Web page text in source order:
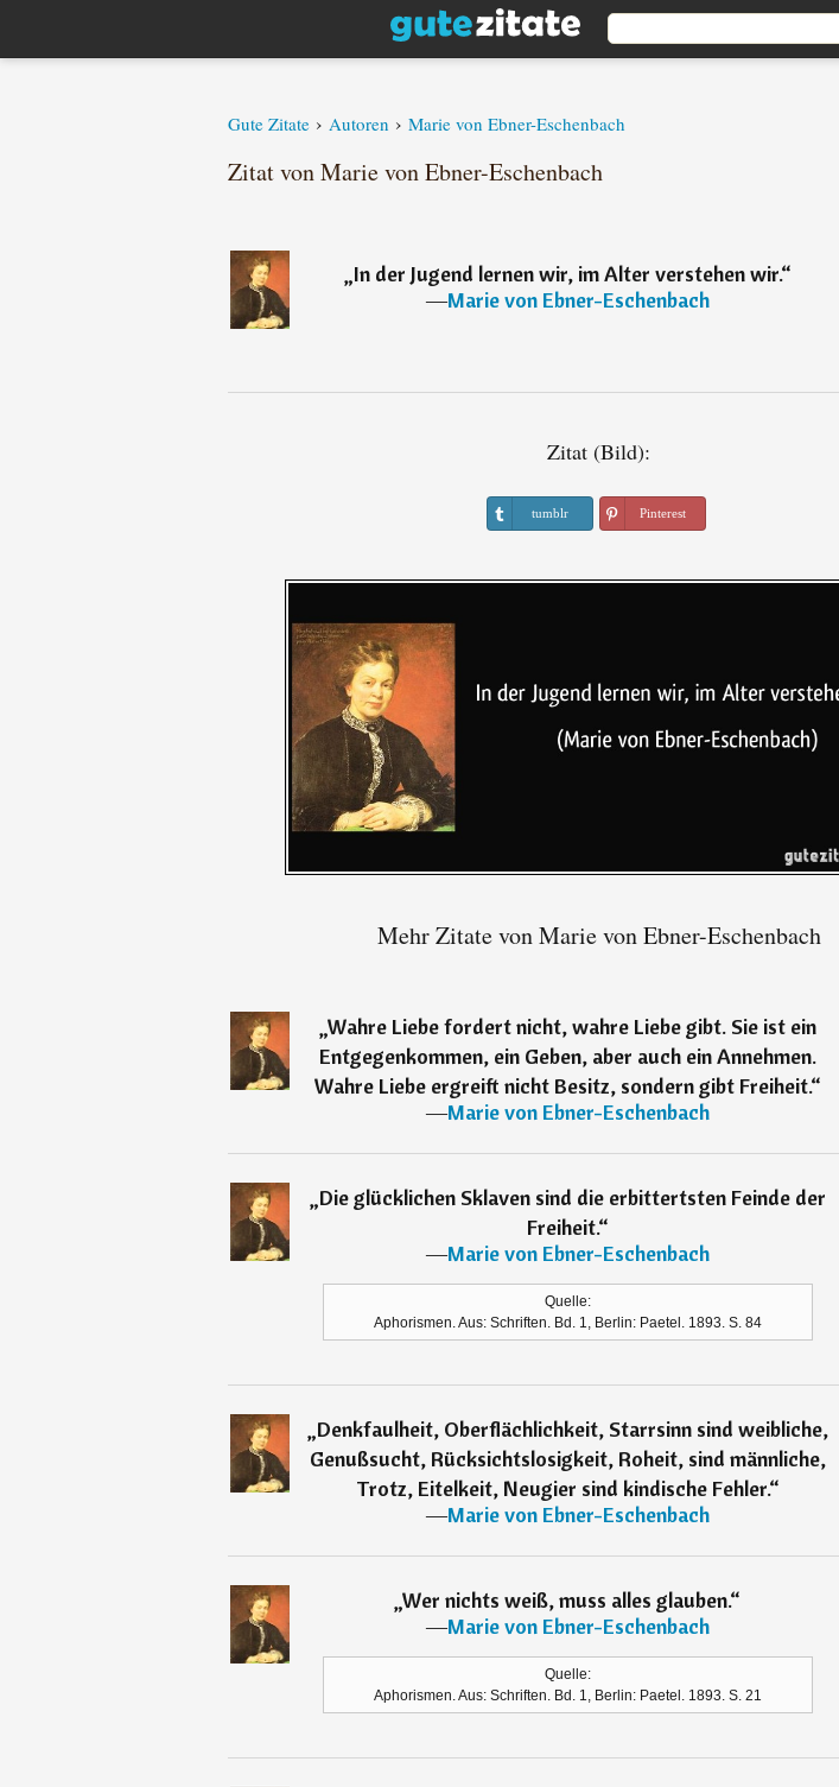
Gute Zitate › Autoren › Marie von Ebner-Eschenbach
Zitat von Marie von Ebner-Eschenbach
„In der Jugend lernen wir, im Alter verstehen wir.“
―Marie von Ebner-Eschenbach
Zitat (Bild):
tumblr Pinterest
Mehr Zitate von Marie von Ebner-Eschenbach
„Wahre Liebe fordert nicht, wahre Liebe gibt. Sie ist ein
Entgegenkommen, ein Geben, aber auch ein Annehmen.
Wahre Liebe ergreift nicht Besitz, sondern gibt Freiheit.“
―Marie von Ebner-Eschenbach
„Die glücklichen Sklaven sind die erbittertsten Feinde der
Freiheit.“
―Marie von Ebner-Eschenbach
Quelle:
Aphorismen. Aus: Schriften. Bd. 1, Berlin: Paetel. 1893. S. 84
„Denkfaulheit, Oberflächlichkeit, Starrsinn sind weibliche,
Genußsucht, Rücksichtslosigkeit, Roheit, sind männliche,
Trotz, Eitelkeit, Neugier sind kindische Fehler.“
―Marie von Ebner-Eschenbach
„Wer nichts weiß, muss alles glauben.“
―Marie von Ebner-Eschenbach
Quelle:
Aphorismen. Aus: Schriften. Bd. 1, Berlin: Paetel. 1893. S. 21